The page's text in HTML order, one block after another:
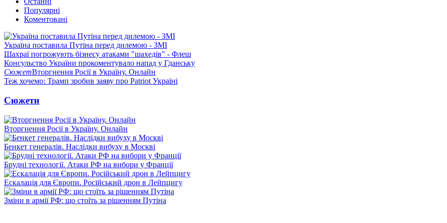
Популярні
Коментовані
Україна поставила Путіна перед дилемою - ЗМІ
Шахраї погрожують бізнесу атаками "шахедів" - Флеш
Консульство України прокоментувало напад у Гданську
СюжетВторгнення Росії в Україну. Онлайн
Теж хочемо: Трамп зробив заяву про Patriot Україні
Сюжети
Вторгнення Росії в Україну. Онлайн
Бенкет генералів. Наслідки вибуху в Москві
Брудні технології. Атаки РФ на вибори у Франції
Ескалація для Європи. Російський дрон в Лейпцигу
Зміни в армії РФ: що стоїть за рішенням Путіна